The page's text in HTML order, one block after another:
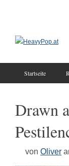
Startseite
Drawn
von Oliver